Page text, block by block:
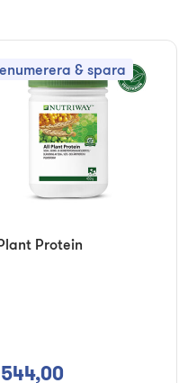
& spara
Protein